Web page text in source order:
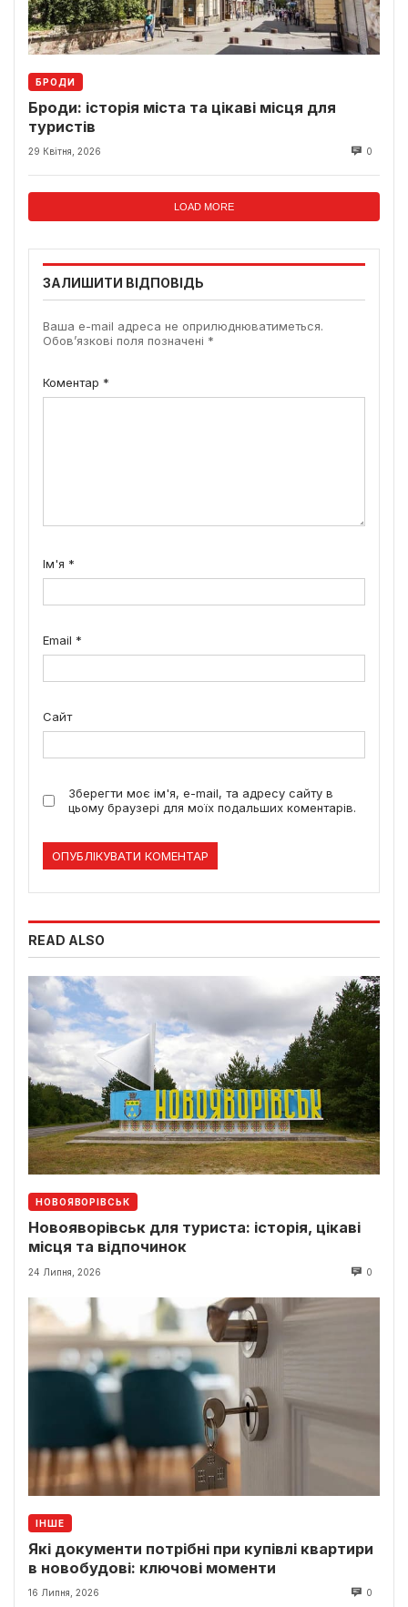
БРОДИ
Броди: історія міста та цікаві місця для
туристів
29 Квітня, 2026 0
LOAD MORE
ЗАЛИШИТИ ВІДПОВІДЬ
Ваша e-mail адреса не оприлюднюватиметься.
Обов’язкові поля позначені *
Коментар *
Ім'я *
Email *
Сайт
Зберегти моє ім'я, e-mail, та адресу сайту в
цьому браузері для моїх подальших коментарів.
READ ALSO
НОВОЯВОРІВСЬК
Новояворівськ для туриста: історія, цікаві
місця та відпочинок
24 Липня, 2026 0
ІНШЕ
Які документи потрібні при купівлі квартири
в новобудові: ключові моменти
16 Липня, 2026 0